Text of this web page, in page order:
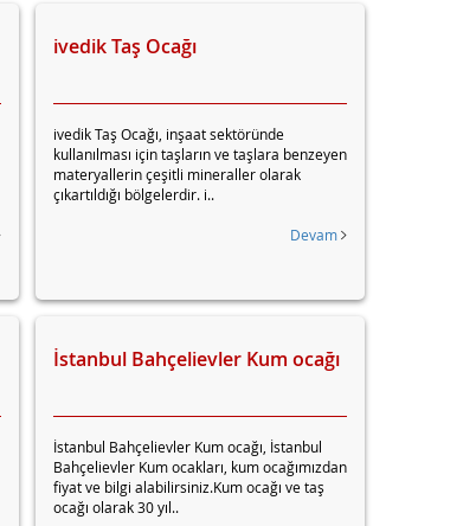
ivedik Taş Ocağı
ivedik Taş Ocağı, inşaat sektöründe
kullanılması için taşların ve taşlara benzeyen
materyallerin çeşitli mineraller olarak
çıkartıldığı bölgelerdir. i..
Devam
İstanbul Bahçelievler Kum ocağı
İstanbul Bahçelievler Kum ocağı, İstanbul
Bahçelievler Kum ocakları, kum ocağımızdan
fiyat ve bilgi alabilirsiniz.Kum ocağı ve taş
ocağı olarak 30 yıl..